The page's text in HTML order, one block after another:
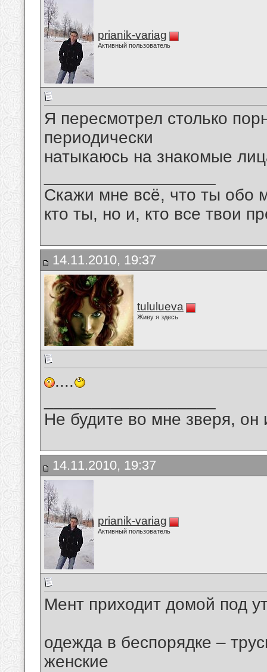
prianik-variag
Активный пользователь
Я пеpесмотpел столько
пеpиодически
натыкаюсь на знакомые
Скажи мне всё, что ты обо
кто ты, но и, кто все твои
14.11.2010, 19:37
tululueva
Живу я здесь
....
Не будите во мне зверя, он
14.11.2010, 19:37
prianik-variag
Активный пользователь
Мент приходит домой под
одежда в беспорядке –
женские